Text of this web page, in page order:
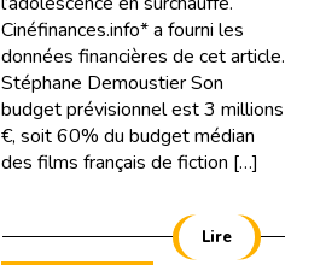
Cinéfinances.info* a fourni les
données financières de cet article.
Stéphane Demoustier Son
budget prévisionnel est 3 millions
€, soit 60% du budget médian
des films français de fiction […]
Lire